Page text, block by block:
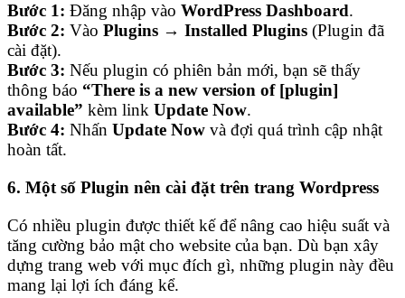
Bước 1: Đăng nhập vào WordPress Dashboard.
Bước 2: Vào Plugins → Installed Plugins (Plugin đã
cài đặt).
Bước 3: Nếu plugin có phiên bản mới, bạn sẽ thấy
thông báo “There is a new version of [plugin]
available” kèm link Update Now.
Bước 4: Nhấn Update Now và đợi quá trình cập nhật
hoàn tất.
6. Một số Plugin nên cài đặt trên trang Wordpress
Có nhiều plugin được thiết kế để nâng cao hiệu suất và
tăng cường bảo mật cho website của bạn. Dù bạn xây
dựng trang web với mục đích gì, những plugin này đều
mang lại lợi ích đáng kể.